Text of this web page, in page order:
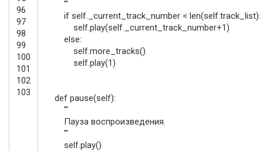
96
97
98
99
100
101
102
103
'''
if self _current_track_number < len(selftrack_list):
selfplay(self _current_track_number+1)
else:
selfmore_tracks()
selfplay(1)
def pause(self):
'''
Пауза воспроизведения.
'''
selfplay()